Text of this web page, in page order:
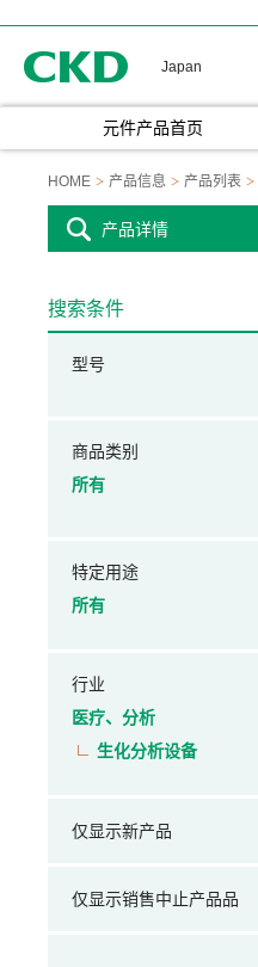
Japan
元件产品首页
HOME 产品信息 产品列表
产品详情
搜索条件
型号
商品类别
所有
特定用途
所有
行业
医疗、分析
生化分析设备
仅显示新产品
仅显示销售中止产品品